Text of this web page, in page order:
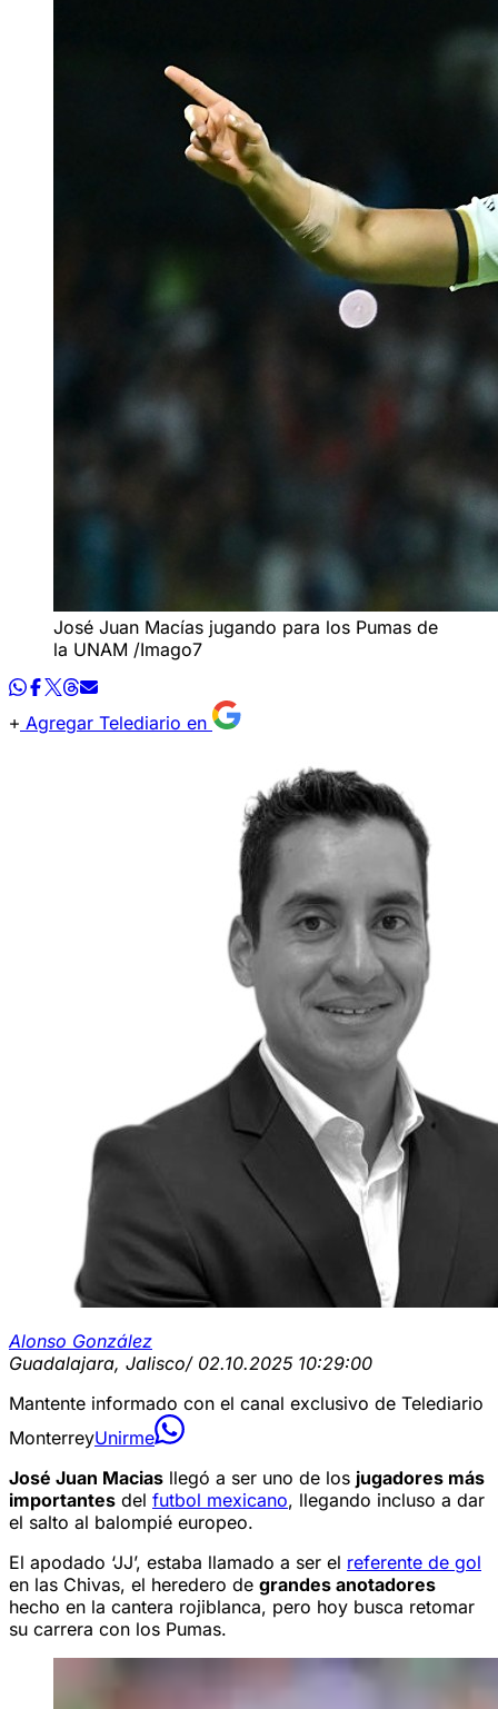
José Juan Macías jugando para los Pumas de
la UNAM /Imago7
Agregar Telediario en
Alonso González
Guadalajara, Jalisco/ 02.10.2025 10:29:00
Mantente informado con el canal exclusivo de Telediario
MonterreyUnirme
José Juan Macias llegó a ser uno de los jugadores más
importantes del futbol mexicano, llegando incluso a dar
el salto al balompié europeo.
El apodado ‘JJ’, estaba llamado a ser el referente de gol
en las Chivas, el heredero de grandes anotadores
hecho en la cantera rojiblanca, pero hoy busca retomar
su carrera con los Pumas.